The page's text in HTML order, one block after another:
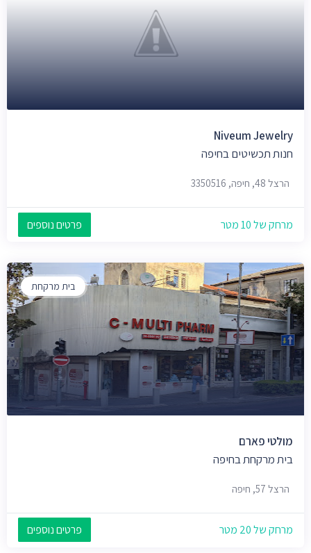
Niveum Jewelry
חנות תכשיטים בחיפה
הרצל 48, חיפה, 3350516
מרחק של 10 מטר פרטים נוספים
בית מרקחת
מולטי פארם
בית מרקחת בחיפה
הרצל 57, חיפה
מרחק של 20 מטר פרטים נוספים